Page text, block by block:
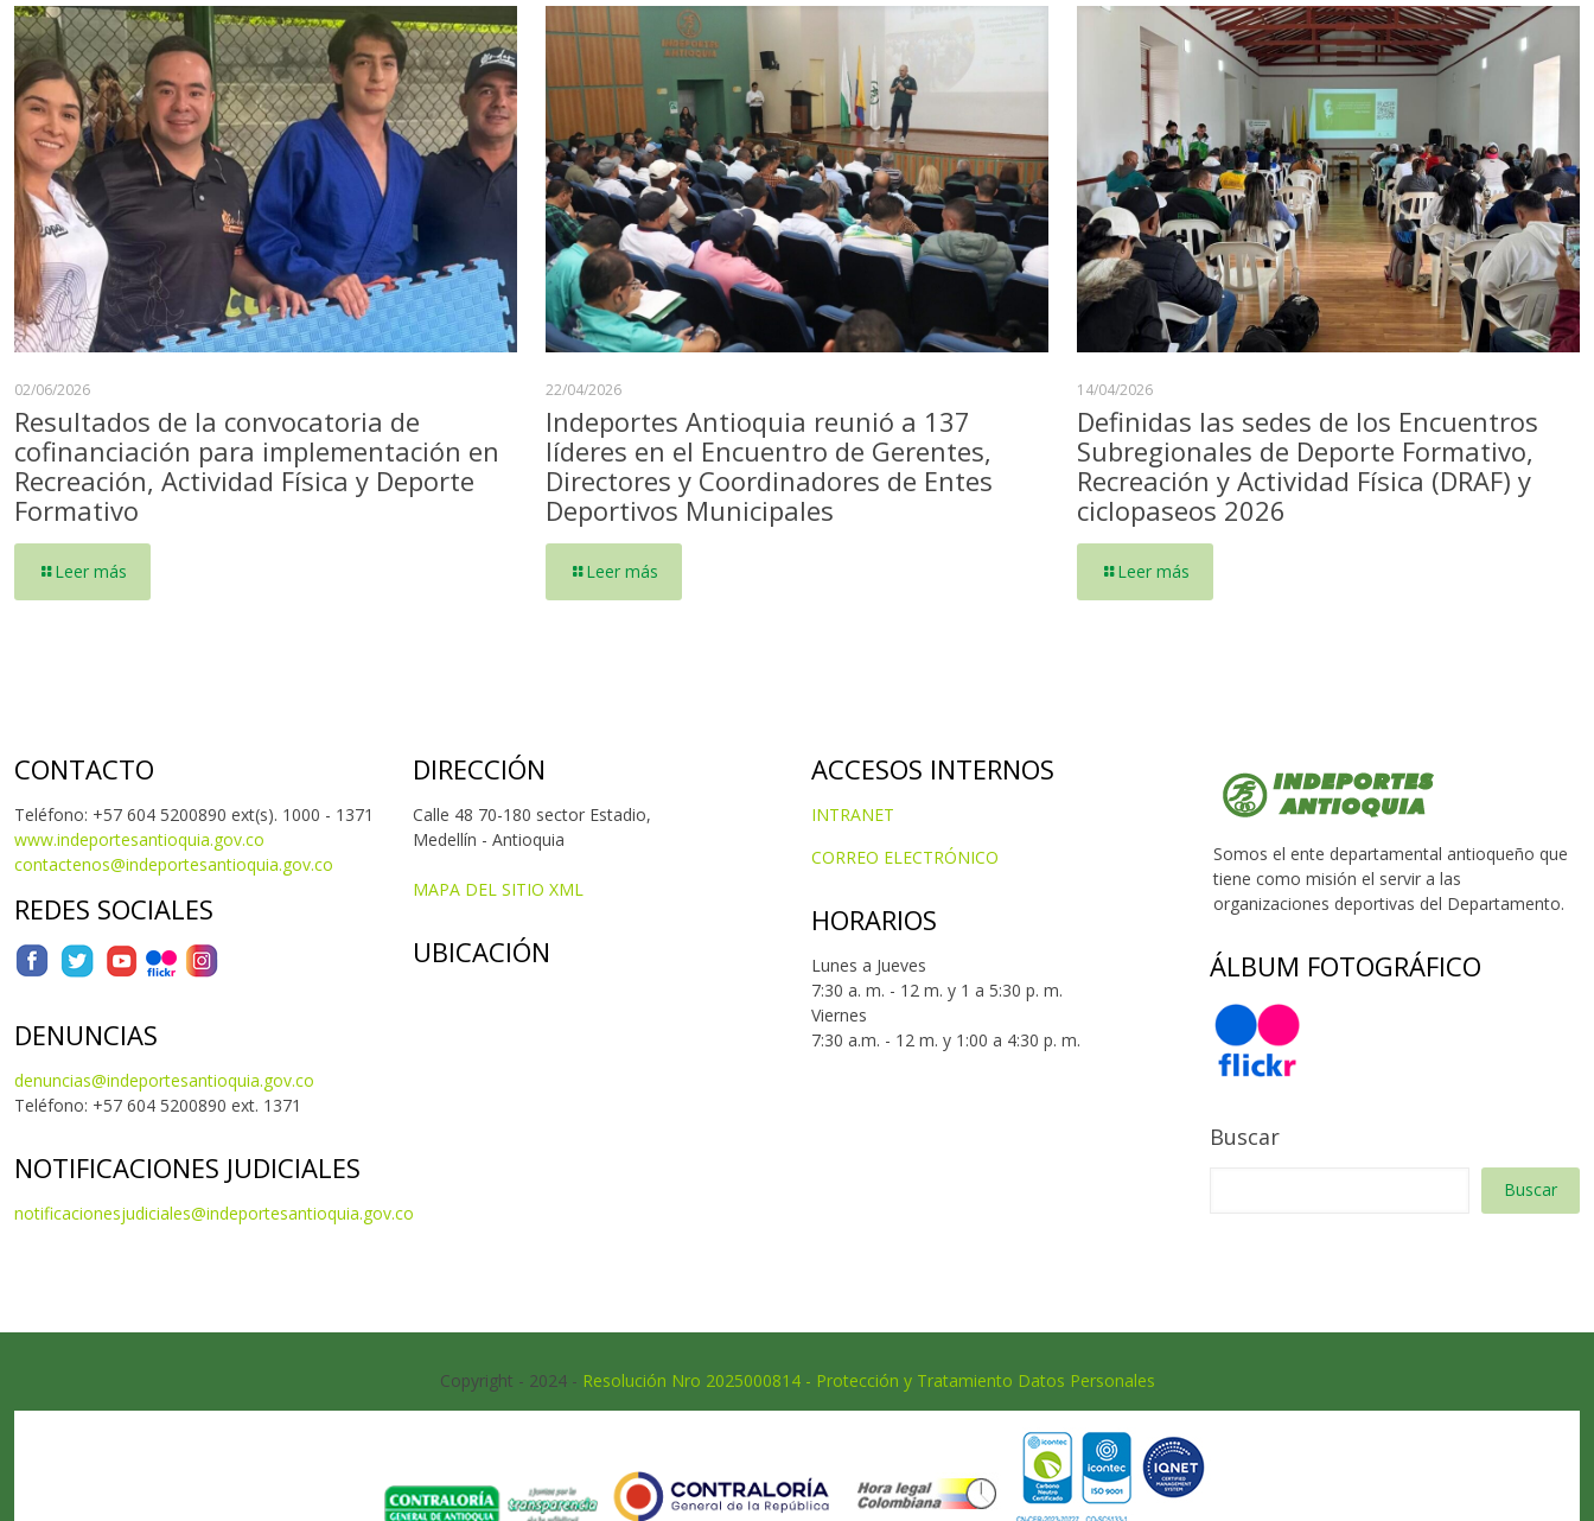
02/06/2026
Resultados de la convocatoria de
cofinanciación para implementación en
Recreación, Actividad Física y Deporte
Formativo
Leer más
22/04/2026
Indeportes Antioquia reunió a 137
líderes en el Encuentro de Gerentes,
Directores y Coordinadores de Entes
Deportivos Municipales
Leer más
14/04/2026
Definidas las sedes de los Encuentros
Subregionales de Deporte Formativo,
Recreación y Actividad Física (DRAF) y
ciclopaseos 2026
Leer más
CONTACTO
Teléfono: +57 604 5200890 ext(s). 1000 - 1371
www.indeportesantioquia.gov.co
contactenos@indeportesantioquia.gov.co
REDES SOCIALES
DENUNCIAS
denuncias@indeportesantioquia.gov.co
Teléfono: +57 604 5200890 ext. 1371
NOTIFICACIONES JUDICIALES
notificacionesjudiciales@indeportesantioquia.gov.co
DIRECCIÓN
Calle 48 70-180 sector Estadio,
Medellín - Antioquia
MAPA DEL SITIO XML
UBICACIÓN
ACCESOS INTERNOS
INTRANET
CORREO ELECTRÓNICO
HORARIOS
Lunes a Jueves
7:30 a. m. - 12 m. y 1 a 5:30 p. m.
Viernes
7:30 a.m. - 12 m. y 1:00 a 4:30 p. m.
Somos el ente departamental antioqueño que
tiene como misión el servir a las
organizaciones deportivas del Departamento.
ÁLBUM FOTOGRÁFICO
Buscar
Buscar
Copyright - 2024 - Resolución Nro 2025000814 - Protección y Tratamiento Datos Personales